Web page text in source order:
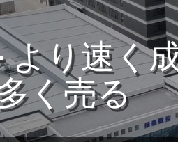
より速く
く売る